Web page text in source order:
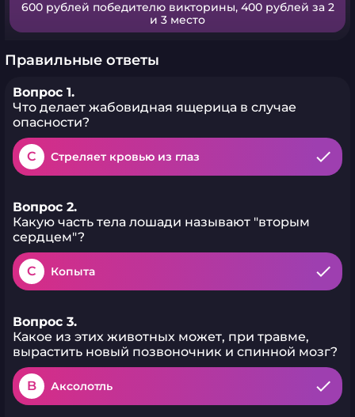
600 рублей победителю викторины, 400 рублей за 2
и 3 место
Правильные ответы
Вопрос 1.
Что делает жабовидная ящерица в случае
опасности?
C Стреляет кровью из глаз
Вопрос 2.
Какую часть тела лошади называют "вторым
сердцем"?
C Копыта
Вопрос 3.
Какое из этих животных может, при травме,
вырастить новый позвоночник и спинной мозг?
B Аксолотль